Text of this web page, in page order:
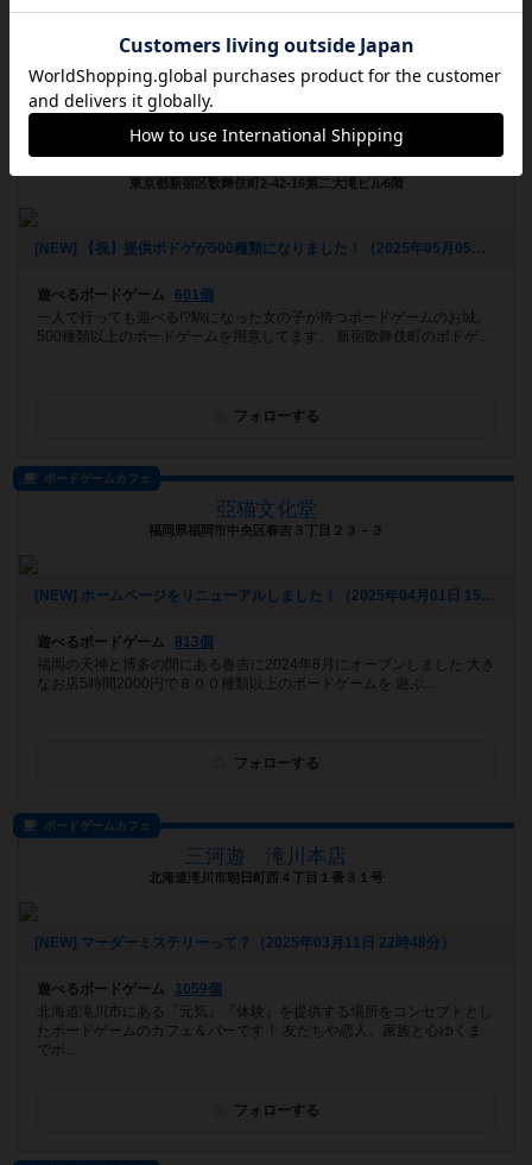
フォローする
BRETT BURG
東京都新宿区歌舞伎町2-42-16第二大滝ビル6階
[NEW] 【祝】提供ボドゲが500種類になりました！（2025年05月05日 18時08分）
遊べるボードゲーム
601個
一人で行っても遊べる!?駒になった女の子が待つボードゲームのお城。
500種類以上のボードゲームを用意してます。 新宿歌舞伎町のボドゲ...
フォローする
ボードゲームカフェ
亞猫文化堂
福岡県福岡市中央区春吉３丁目２３－３
[NEW] ホームページをリニューアルしました！（2025年04月01日 15時56分）
遊べるボードゲーム
813個
福岡の天神と博多の間にある春吉に2024年8月にオープンしました 大き
なお店5時間2000円で８００種類以上のボードゲームを 遊ぶ...
フォローする
ボードゲームカフェ
三河遊 滝川本店
北海道滝川市朝日町西４丁目１番３１号
[NEW] マーダーミステリーって？（2025年03月11日 22時48分）
遊べるボードゲーム
1059個
北海道滝川市にある「元気」「体験」を提供する場所をコンセプトとし
たボードゲームのカフェ＆バーです！ 友だちや恋人、家族と心ゆくま
でボ...
フォローする